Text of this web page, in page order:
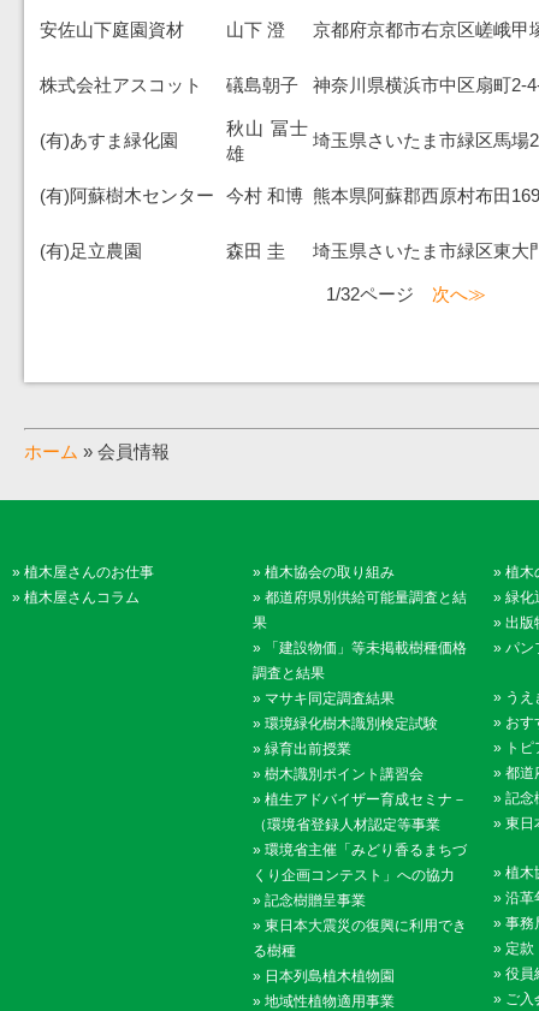
安佐山下庭園資材 山下 澄 京都府京都市右京区嵯峨甲
株式会社アスコット 礒島朝子 神奈川県横浜市中区扇町2-
(有)あすま緑化園
秋山 冨士
雄
埼玉県さいたま市緑区馬場
(有)阿蘇樹木センター 今村 和博 熊本県阿蘇郡西原村布田
(有)足立農園 森田 圭 埼玉県さいたま市緑区東大
1/32ページ 次へ≫
ホーム » 会員情報
» 植木屋さんのお仕事
» 植木屋さんコラム
» 植木協会の取り組み
» 都道府県別供給可能量調査と結
果
»
「建設物価」等未掲載樹種価格
調査と結果
» マサキ同定調査結果
» 環境緑化樹木識別検定試験
» 緑育出前授業
» 樹木識別ポイント講習会
» 植生アドバイザー育成セミナ－
（環境省登録人材認定等事業
» 環境省主催「みどり香るまちづ
くり企画コンテスト」への協力
» 記念樹贈呈事業
» 東日本大震災の復興に利用でき
る樹種
» 日本列島植木植物園
» 地域性植物適用事業
» 植木
» 緑化
» 出版
» パン
» うえ
» おす
» ト
» 都道
» 記念
» 東日
» 植木
» 沿革
» 事務
» 定款
» 役員
» ご入